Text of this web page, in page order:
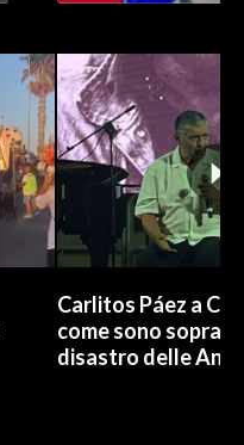
Carlitos Páez a
come sono
disastro delle